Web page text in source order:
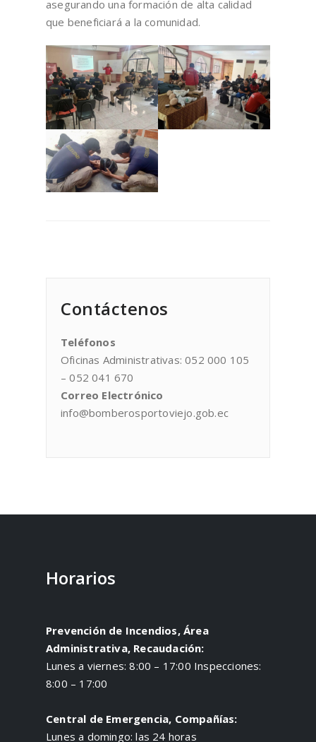
asegurando una formación de alta calidad
que beneficiará a la comunidad.
Contáctenos
Teléfonos
Oficinas Administrativas: 052 000 105
– 052 041 670
Correo Electrónico
info@bomberosportoviejo.gob.ec
Horarios
Prevención de Incendios, Área
Administrativa, Recaudación:
Lunes a viernes: 8:00 – 17:00 Inspecciones:
8:00 – 17:00
Central de Emergencia, Compañías:
Lunes a domingo: las 24 horas